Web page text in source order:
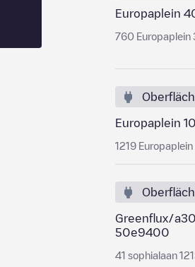
Europaplein
760 Europaplein
Europaplein
1219
Greenflux/
50e9400
41 sophialaan